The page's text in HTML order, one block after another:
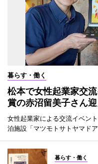
暮らす・働く
松本で女性起業家交
賞の赤沼留美子さん迎
女性起業家による交流イベン
泊施設「マツモトサトヤマド
暮らす・働く